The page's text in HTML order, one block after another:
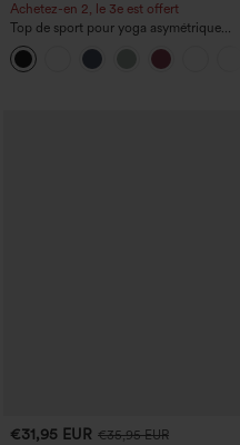
Achetez-en 2, le 3e est offert
Top de sport pour yoga asymétrique
(une épaule) à manches longues avec
ouverture pour le pouce, ourlet arrondi
haut-bas, séchage rapide, soutien-gorge
€31,95 EUR €35,95 EUR